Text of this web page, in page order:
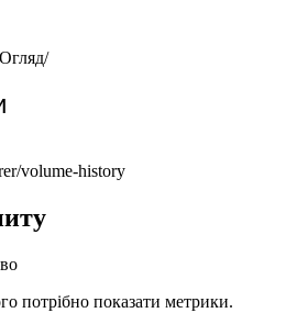
Огляд/
/volume-history
потрібно показати метрики.